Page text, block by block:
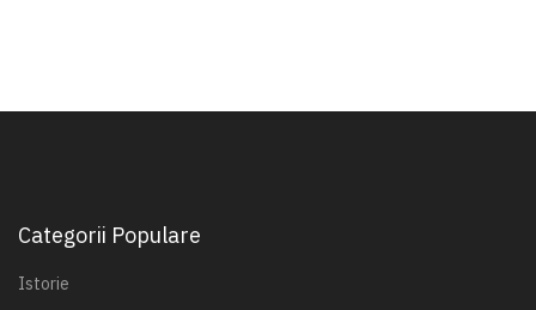
Categorii Populare
Istorie